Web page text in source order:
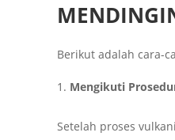
Berikut adalah cara-
Mengikuti
Setelah proses